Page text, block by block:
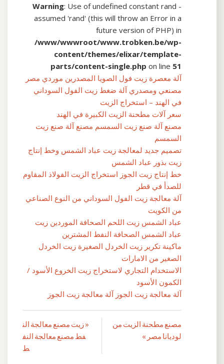
Warning: Use of undefined constant rand -
assumed 'rand' (this will throw an Error in a
future version of PHP) in
/www/wwwroot/www.trobken.be/wp-
content/themes/elixar/template-
parts/content-single.php on line 51
آلة معصرة زيت فول الصويا المصدرين موردي مصر
مصنعي ومصدري آلة ضغط زيت الفول السوداني
في الهند – استخراج الزيت
سعر آلات مطحنة الزيت الكبيرة في الهند
مصنع آلة صنع زيت السمسم مصنع آلة صنع زيت
السمسم
تصميم جديد لمعالجة زيت عباد الشمس وخط إنتاج
زيت بذور عباد الشمس
خط إنتاج زيت الجوز استخراج الزيت الفولاذ المقاوم
للصدأ في قطر
آلة معالجة زيت الفول السوداني من النوع الصناعي
من الكويت
عباد الشمس زيت اللحم الصحافة الموردين زيت
عباد الشمس الصحافة النفط المشترين
ماكينة تكرير زيت الخردل الصغيرة زيت الخردل
الصغير من الامارات
الاستخدام التجاري لاستخراج زيت الخروع الأسود /
الكمون الأسود
آلة معالجة زيت الجوز آلة معالجة زيت الجوز
تصفّح
« زيت مصنع معالجة الن
فط مصنع معالجة النف
ط
مصنع مطحنة الزيت من
لوديانا مصر »